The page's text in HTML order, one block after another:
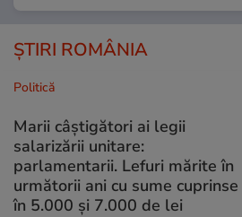
ȘTIRI ROMÂNIA
Politică
Marii câștigători ai legii
salarizării unitare:
parlamentarii. Lefuri mărite în
următorii ani cu sume cuprinse
în 5.000 și 7.000 de lei